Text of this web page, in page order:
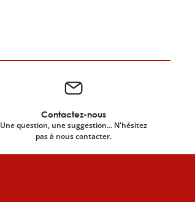
Contactez-nous
Une question, une suggestion... N'hésitez
pas à nous contacter.